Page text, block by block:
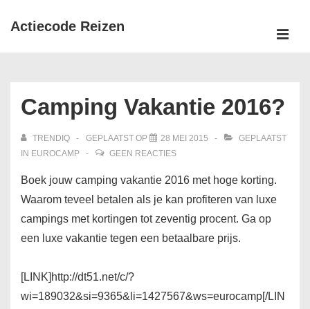
Doorgaan
Actiecode Reizen
Camping Vakantie 2016?
TRENDIQ GEPLAATST OP 28 MEI 2015
GEPLAATST
IN EUROCAMP GEEN REACTIES
Boek jouw camping vakantie 2016 met hoge korting.
Waarom teveel betalen als je kan profiteren van luxe
campings met kortingen tot zeventig procent. Ga op
een luxe vakantie tegen een betaalbare prijs.
[LINK]http://dt51.net/c/?
wi=189032&si=9365&li=1427567&ws=eurocamp[/LIN